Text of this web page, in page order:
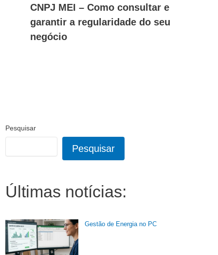
CNPJ MEI – Como consultar e
garantir a regularidade do seu
negócio
Pesquisar
Pesquisar
Últimas notícias:
Gestão de Energia no PC